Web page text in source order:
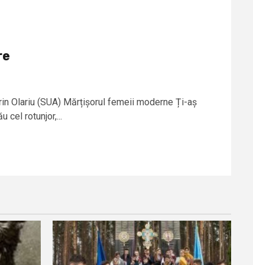
Olariu (SUA) Mărțișorul femeii moderne Ți-aș
cel rotunjor,...